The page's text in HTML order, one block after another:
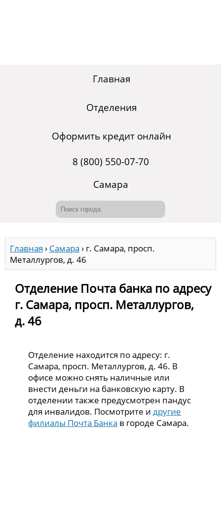
Главная
Отделения
Оформить кредит онлайн
8 (800) 550-07-70
Самара
Главная › Самара › г. Самара, просп.
Металлургов, д. 46
Отделение Почта банка по адресу
г. Самара, просп. Металлургов,
д. 46
Отделение находится по адресу: г.
Самара, просп. Металлургов, д. 46. В
офисе можно снять наличные или
внести деньги на банковскую карту. В
отделении также предусмотрен пандус
для инвалидов. Посмотрите идругие
филиалы Почта Банка в городе Самара.